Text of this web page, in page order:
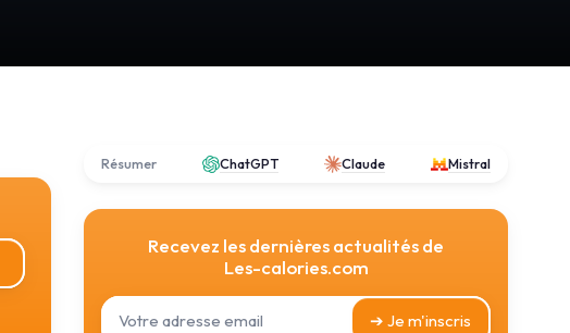
Résumer ChatGPT Claude Mistral
Recevez les dernières actualités de
Les-calories.com
➔ Je m'inscris